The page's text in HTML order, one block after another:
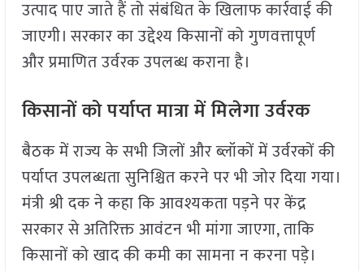
उत्पाद पाए जाते हैं तो संबंधित के खिलाफ कार्रवाई की
जाएगी। सरकार का उद्देश्य किसानों को गुणवत्तापूर्ण
और प्रमाणित उर्वरक उपलब्ध कराना है।
किसानों को पर्याप्त मात्रा में मिलेगा उर्वरक
बैठक में राज्य के सभी जिलों और ब्लॉकों में उर्वरकों की
पर्याप्त उपलब्धता सुनिश्चित करने पर भी जोर दिया गया।
मंत्री श्री दक ने कहा कि आवश्यकता पड़ने पर केंद्र
सरकार से अतिरिक्त आवंटन भी मांगा जाएगा, ताकि
किसानों को खाद की कमी का सामना न करना पड़े।